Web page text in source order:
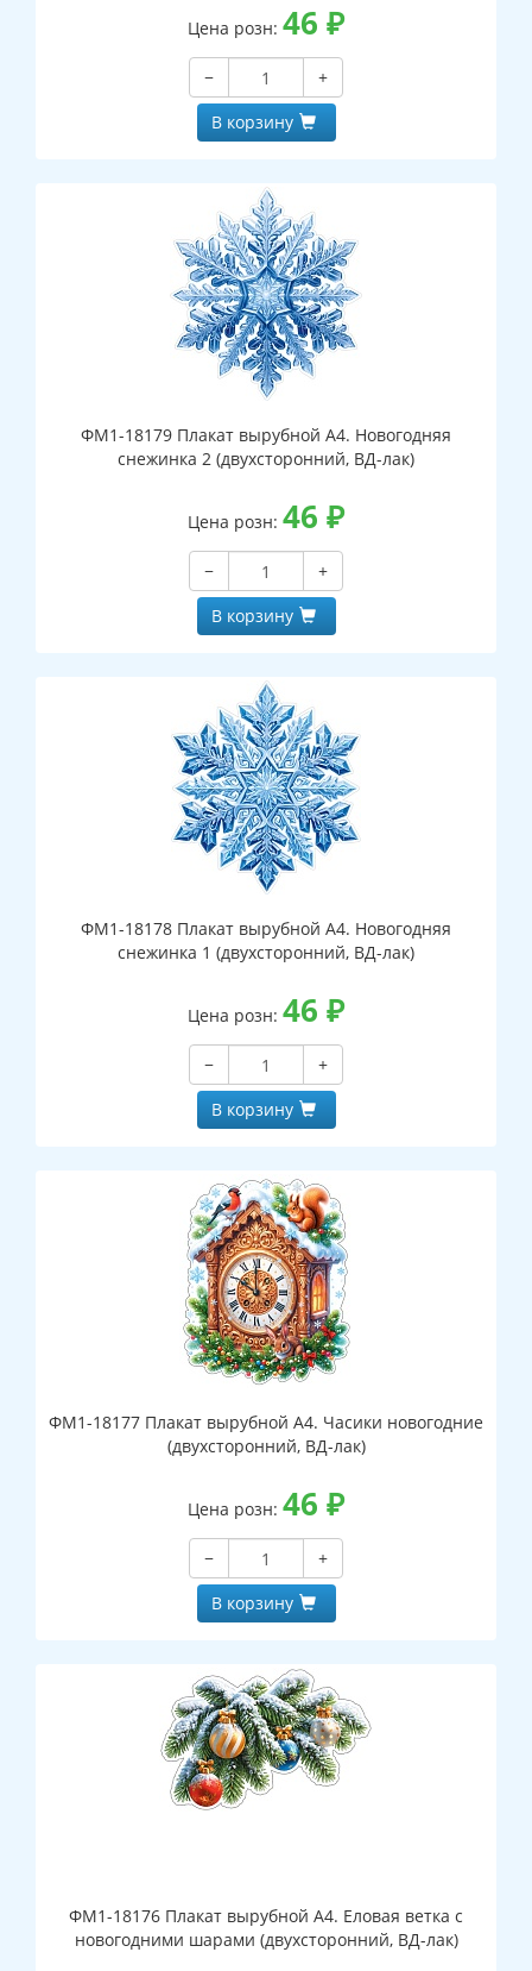
Цена розн: 46 ₽
−
+
В корзину
ФМ1-18179 Плакат вырубной А4. Новогодняя
снежинка 2 (двухсторонний, ВД-лак)
Цена розн: 46 ₽
−
+
В корзину
ФМ1-18178 Плакат вырубной А4. Новогодняя
снежинка 1 (двухсторонний, ВД-лак)
Цена розн: 46 ₽
−
+
В корзину
ФМ1-18177 Плакат вырубной А4. Часики новогодние
(двухсторонний, ВД-лак)
Цена розн: 46 ₽
−
+
В корзину
ФМ1-18176 Плакат вырубной А4. Еловая ветка с
новогодними шарами (двухсторонний, ВД-лак)